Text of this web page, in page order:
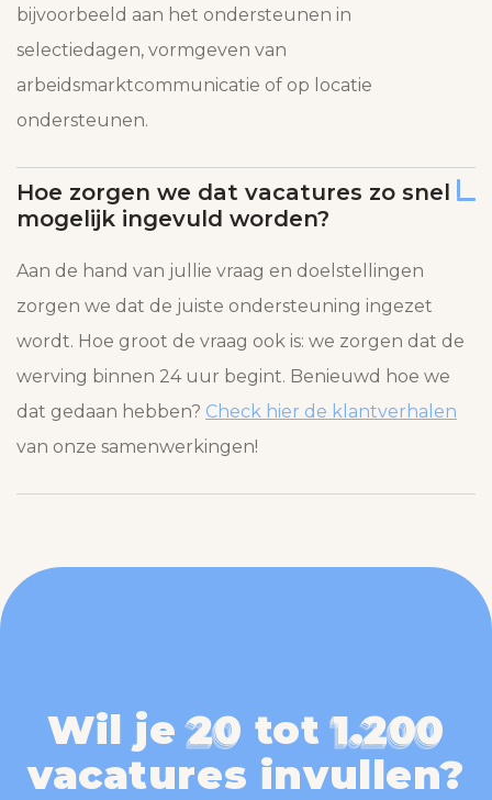
bijvoorbeeld aan het ondersteunen in
selectiedagen, vormgeven van
arbeidsmarktcommunicatie of op locatie
ondersteunen.
Hoe zorgen we dat vacatures zo snel
mogelijk ingevuld worden?
Aan de hand van jullie vraag en doelstellingen
zorgen we dat de juiste ondersteuning ingezet
wordt. Hoe groot de vraag ook is: we zorgen dat de
werving binnen 24 uur begint. Benieuwd hoe we
dat gedaan hebben? Check hier de klantverhalen
van onze samenwerkingen!
Wil je 20 tot 1.200
vacatures invullen?
20 1.200
20 1.200
20 1.200